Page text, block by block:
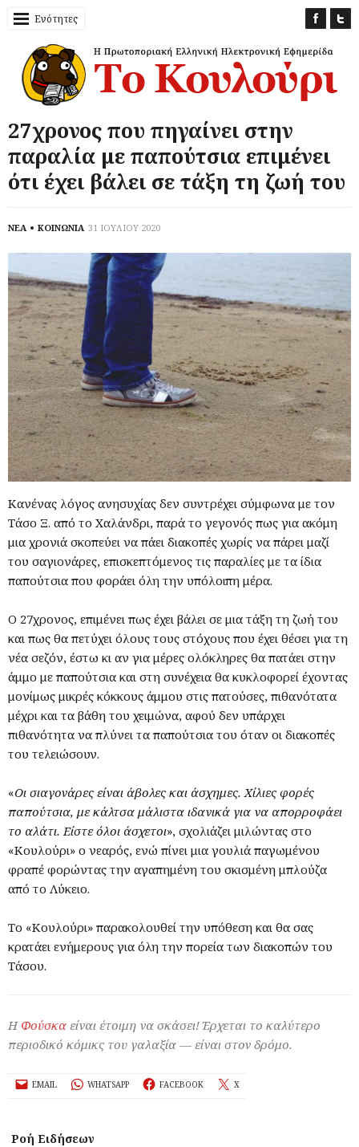
Ενότητες
27χρονος που πηγαίνει στην
παραλία με παπούτσια επιμένει
ότι έχει βάλει σε τάξη τη ζωή του
ΝΕΑ ΚΟΙΝΩΝΙΑ 31 ΙΟΥΛΙΟΥ 2020
Κανένας λόγος ανησυχίας δεν συντρέχει σύμφωνα με τον
Τάσο Ξ. από το Χαλάνδρι, παρά το γεγονός πως για ακόμη
μια χρονιά σκοπεύει να πάει διακοπές χωρίς να πάρει μαζί
του σαγιονάρες, επισκεπτόμενος τις παραλίες με τα ίδια
παπούτσια που φοράει όλη την υπόλοιπη μέρα.
Ο 27χρονος, επιμένει πως έχει βάλει σε μια τάξη τη ζωή του
και πως θα πετύχει όλους τους στόχους που έχει θέσει για τη
νέα σεζόν, έστω κι αν για μέρες ολόκληρες θα πατάει στην
άμμο με παπούτσια και στη συνέχεια θα κυκλοφορεί έχοντας
μονίμως μικρές κόκκους άμμου στις πατούσες, πιθανότατα
μέχρι και τα βάθη του χειμώνα, αφού δεν υπάρχει
πιθανότητα να πλύνει τα παπούτσια του όταν οι διακοπές
του τελειώσουν.
«Οι σιαγονάρες είναι άβολες και άσχημες. Χίλιες φορές
παπούτσια, με κάλτσα μάλιστα ιδανικά για να απορροφάει
το αλάτι. Είστε όλοι άσχετοι», σχολιάζει μιλώντας στο
«Κουλούρι» ο νεαρός, ενώ πίνει μια γουλιά παγωμένου
φραπέ φορώντας την αγαπημένη του σκισμένη μπλούζα
από το Λύκειο.
Το «Κουλούρι» παρακολουθεί την υπόθεση και θα σας
κρατάει ενήμερους για όλη την πορεία των διακοπών του
Τάσου.
Η Φούσκα είναι έτοιμη να σκάσει! Έρχεται το καλύτερο
περιοδικό κόμικς του γαλαξία — είναι στον δρόμο.
EMAIL WHATSAPP FACEBOOK X
Ροή Ειδήσεων